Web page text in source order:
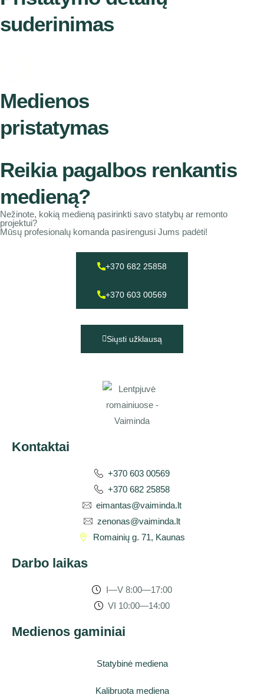
suderinimas
Medienos
pristatymas
Reikia pagalbos renkantis
medieną?
Nežinote, kokią medieną pasirinkti savo statybų ar remonto
projektui?
Mūsų profesionalų komanda pasirengusi Jums padėti!
+370 682 25858
+370 603 00569
Siųsti užklausą
Kontaktai
+370 603 00569
+370 682 25858
eimantas@vaiminda.lt
zenonas@vaiminda.lt
Romainių g. 71, Kaunas
Darbo laikas
I—V 8:00—17:00
VI 10:00—14:00
Medienos gaminiai
Statybinė mediena
Kalibruota mediena